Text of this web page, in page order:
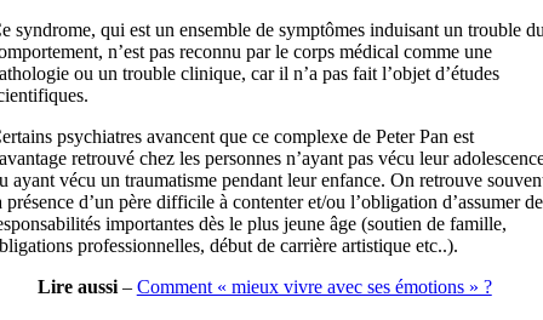
syndrome, qui est un ensemble de symptômes induisant un trouble
n’est pas reconnu par le corps médical comme une
ou un trouble clinique, car il n’a pas fait l’objet d’études
psychiatres avancent que ce complexe de Peter Pan est
retrouvé chez les personnes n’ayant pas vécu leur
ayant vécu un traumatisme pendant leur enfance. On retrouve
présence d’un père difficile à contenter et/ou l’obligation d’assumer
importantes dès le plus jeune âge (soutien de famille,
professionnelles, début de carrière artistique etc..).
Lire aussi– Comment « mieux vivre avec ses émotions » ?